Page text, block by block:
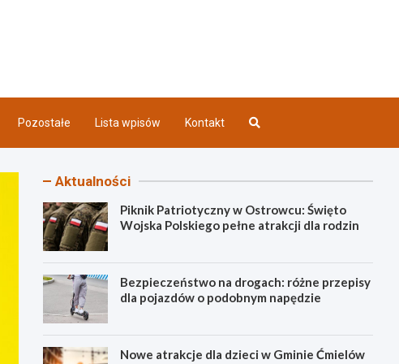
Pozostałe Lista wpisów Kontakt
Aktualności
Piknik Patriotyczny w Ostrowcu: Święto
Wojska Polskiego pełne atrakcji dla rodzin
Bezpieczeństwo na drogach: różne przepisy
dla pojazdów o podobnym napędzie
Nowe atrakcje dla dzieci w Gminie Ćmielów